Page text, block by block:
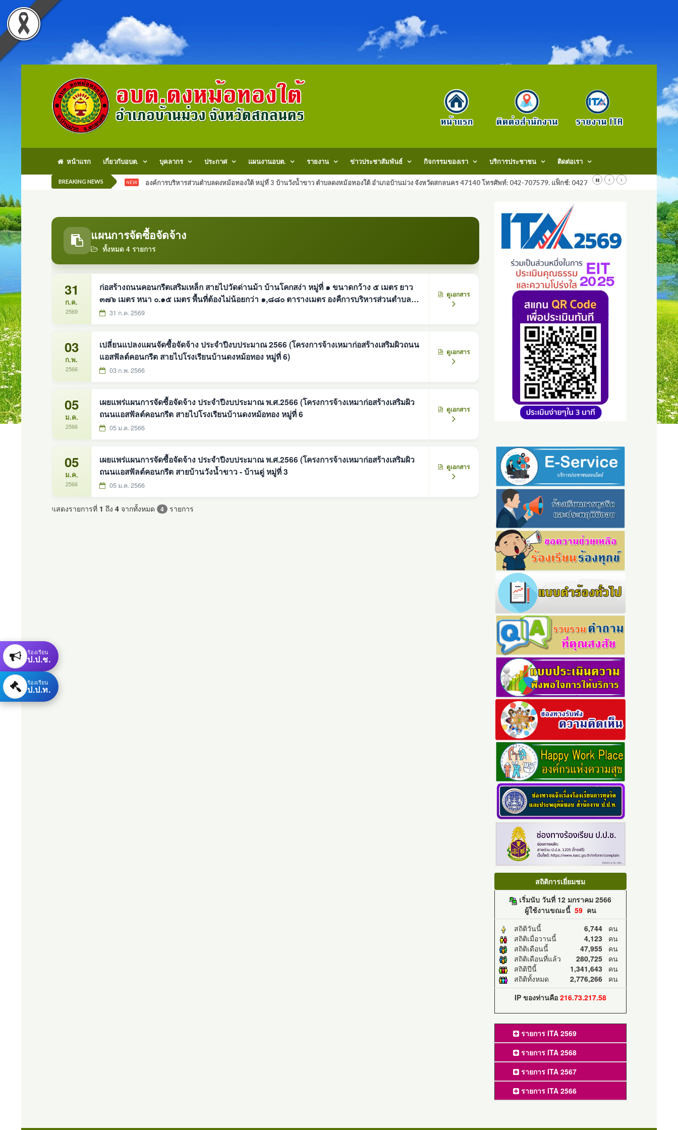
หน้าแรก เกี่ยวกับอบต. บุคลากร ประกาศ แผนงานอบต. รายงาน ข่าวประชาสัมพันธ์ กิจกรรมของเรา บริการประชาชน ติดต่อเรา
BREAKING NEWS NEW องค์การบริหารส่วนตำบลดงหม้อทองใต้ หมู่ที่ 3 บ้านวังน้ำขาว ตำบลดงหม้อทองใต้ อำเภอบ้านม่วง จังหวัดสกลนคร 47140 โทรศัพท์: 042-707579. แฟ็กช์: 042707579 E-Mail:
แผนการจัดซื้อจัดจ้าง
ทั้งหมด 4 รายการ
31
ก.ค.
2569
ก่อสร้างถนนคอนกรีตเสริมเหล็ก สายไปวัดด่านม้า บ้านโคกสง่า หมู่ที่ ๑ ขนาดกว้าง ๕ เมตร ยาว
๓๗๖ เมตร หนา ๐.๑๕ เมตร พื้นที่ต้องไม่น้อยกว่า ๑,๘๘๐ ตารางเมตร องคืการบริหารส่วนตำบลดง
หม้อทองใต้ อำเภอบ้านม่วง จังหวัดสกลนคร
31 ก.ค. 2569
ดูเอกสาร
03
ก.พ.
2566
เปลี่ยนแปลงแผนจัดซื้อจัดจ้าง ประจำปีงบประมาณ 2566 (โครงการจ้างเหมาก่อสร้างเสริมผิวถนน
แอสฟัลต์คอนกรีต สายไปโรงเรียนบ้านดงหม้อทอง หมู่ที่ 6)
03 ก.พ. 2566
ดูเอกสาร
05
ม.ค.
2566
เผยแพร่แผนการจัดซื้อจัดจ้าง ประจำปีงบประมาณ พ.ศ.2566 (โครงการจ้างเหมาก่อสร้างเสริมผิว
ถนนแอสฟัลต์คอนกรีต สายไปโรงเรียนบ้านดงหม้อทอง หมู่ที่ 6
05 ม.ค. 2566
ดูเอกสาร
05
ม.ค.
2566
เผยแพร่แผนการจัดซื้อจัดจ้าง ประจำปีงบประมาณ พ.ศ.2566 (โครงการจ้างเหมาก่อสร้างเสริมผิว
ถนนแอสฟัลต์คอนกรีต สายบ้านวังน้ำขาว - บ้านดู่ หมู่ที่ 3
05 ม.ค. 2566
ดูเอกสาร
แสดงรายการที่ 1 ถึง 4 จากทั้งหมด 4 รายการ
สถิติการเยี่ยมชม
เริ่มนับ วันที่ 12 มกราคม 2566
ผู้ใช้งานขณะนี้ 59คน
สถิติวันนี้
6,744คน
สถิติเมื่อวานนี้
4,123คน
สถิติเดือนนี้
47,955คน
สถิติเดือนที่แล้ว
280,725คน
สถิติปีนี้
1,341,643คน
สถิติทั้งหมด
2,776,266คน
IP ของท่านคือ 216.73.217.58
รายการ ITA 2569
รายการ ITA 2568
รายการ ITA 2567
รายการ ITA 2566
ร้องเรียน
ป.ป.ช.
ร้องเรียน
ป.ป.ท.